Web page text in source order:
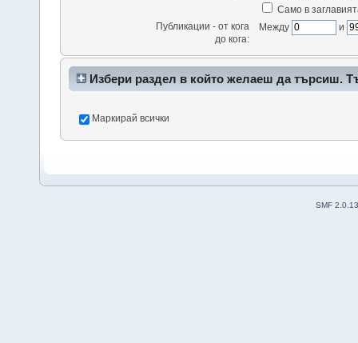
Само в
Публикации - от кога
до кога:
Между и
Избери раздел в който желаеш да търсиш.
Маркирай всички
SMF 2.0.13